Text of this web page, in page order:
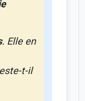
. Elle en
t-il